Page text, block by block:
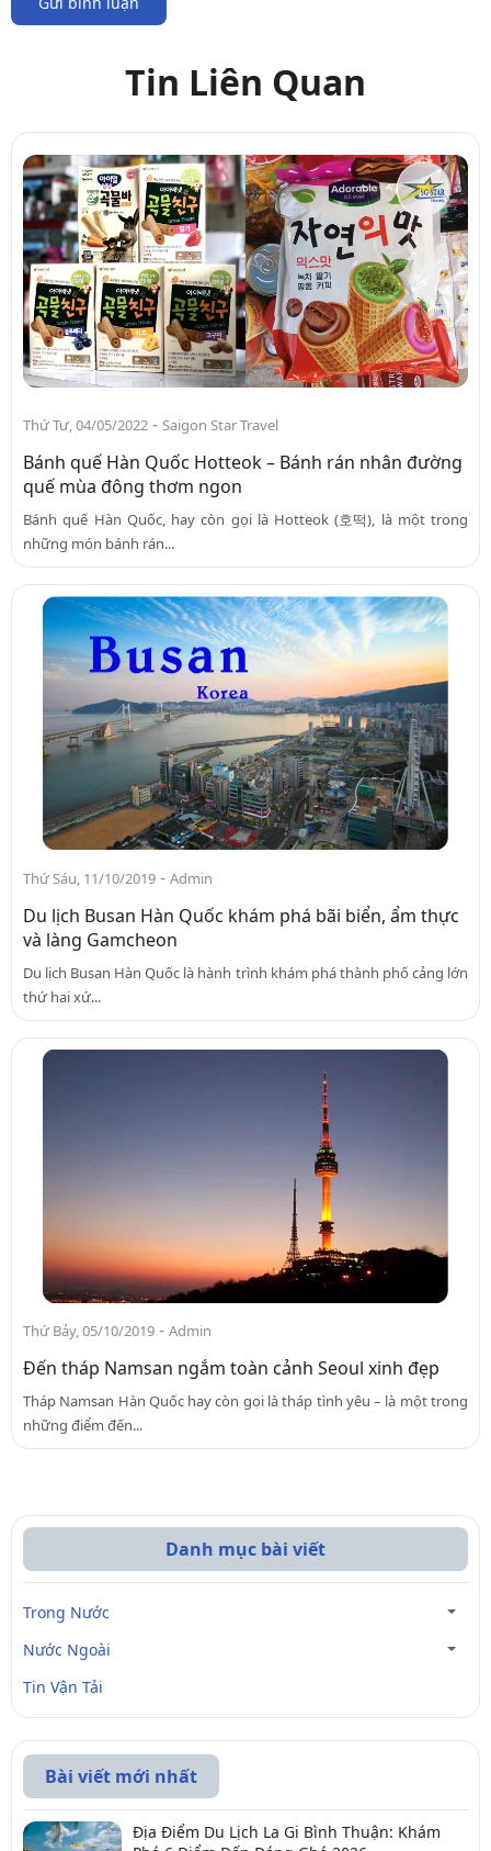
Tin Liên Quan
Thứ Tư, 04/05/2022 - Saigon Star Travel
Bánh quế Hàn Quốc Hotteok – Bánh rán nhân đường
quế mùa đông thơm ngon
Bánh quế Hàn Quốc, hay còn gọi là Hotteok (호떡), là một trong
những món bánh rán...
Thứ Sáu, 11/10/2019 - Admin
Du lịch Busan Hàn Quốc khám phá bãi biển, ẩm thực
và làng Gamcheon
Du lịch Busan Hàn Quốc là hành trình khám phá thành phố cảng lớn
thứ hai xứ...
Thứ Bảy, 05/10/2019 - Admin
Đến tháp Namsan ngắm toàn cảnh Seoul xinh đẹp
Tháp Namsan Hàn Quốc hay còn gọi là tháp tình yêu – là một trong
những điểm đến...
Danh mục bài viết
Trong Nước
Nước Ngoài
Tin Vận Tải
Bài viết mới nhất
Địa Điểm Du Lịch La Gi Bình Thuận: Khám